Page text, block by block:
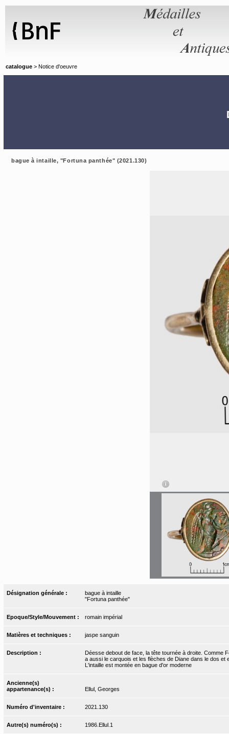
catalogue > Notice d'oeuvre
bague à intaille, "Fortuna panthée" (2021.130)
Désignation générale :
bague à intaille
"Fortuna panthée"
Epoque/Style/Mouvement : romain impérial
Matières et techniques : jaspe sanguin
Description :
Déesse debout de face, la tête tournée à droite. Comme
a aussi le carquois et les flèches de Diane dans le dos et
L'intaille est montée en bague d'or moderne
Ancienne(s)
appartenance(s) :
Ellul, Georges
Numéro d'inventaire : 2021.130
Autre(s) numéro(s) : 1986.Ellul.1